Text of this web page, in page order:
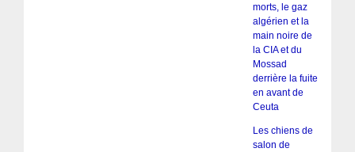
morts, le gaz
algérien et la
main noire de
la CIA et du
Mossad
derrière la fuite
en avant de
Ceuta
Les chiens de
salon de